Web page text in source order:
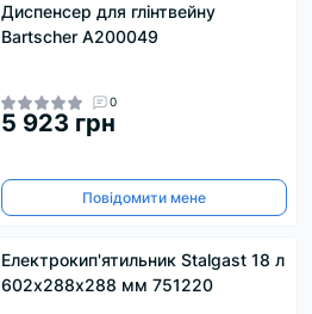
Диспенсер для глінтвейну
Bartscher А200049
0
5 923 грн
Повідомити мене
Електрокип'ятильник Stalgast 18 л
602х288х288 мм 751220